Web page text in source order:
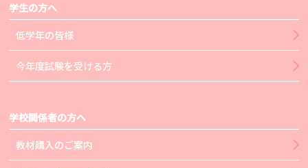
学生の方へ
低学年の皆様
今年度試験を受ける方
学校関係者の方へ
教材購入のご案内